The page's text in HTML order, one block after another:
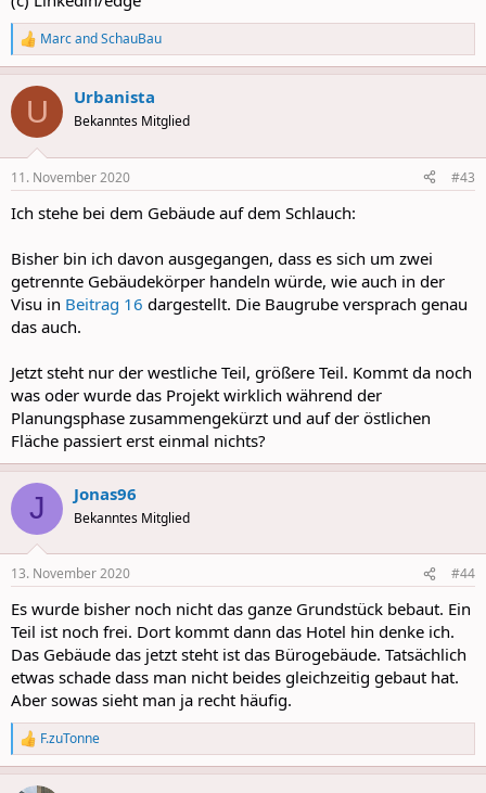
R
e
a
c
i
s
MarcandSchauBau
U Urbanista
Bekanntes Mitglied
11. November 2020 #43
Ich stehe bei dem Gebäude auf dem Schlauch:
Bisher bin ich davon ausgegangen, dass es sich um zwei
getrennte Gebäudekörper handeln würde, wie auch in der
Visu in Beitrag 16 dargestellt. Die Baugrube versprach genau
das auch.
Jetzt steht nur der westliche Teil, größere Teil. Kommt da noch
was oder wurde das Projekt wirklich während der
Planungsphase zusammengekürzt und auf der östlichen
Fläche passiert erst einmal nichts?
J Jonas96
Bekanntes Mitglied
13. November 2020 #44
Es wurde bisher noch nicht das ganze Grundstück bebaut. Ein
Teil ist noch frei. Dort kommt dann das Hotel hin denke ich.
Das Gebäude das jetzt steht ist das Bürogebäude. Tatsächlich
etwas schade dass man nicht beides gleichzeitig gebaut hat.
Aber sowas sieht man ja recht häufig.
R
e
a
F.zuTonne